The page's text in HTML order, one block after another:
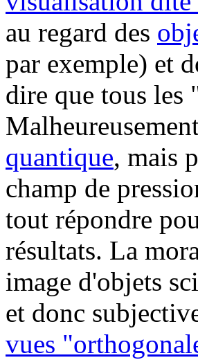
au regard des
par exemple) et
dire que tous les
quantique, mais
champ de
tout répondre
résultats. La
image d'objets
et donc
vues